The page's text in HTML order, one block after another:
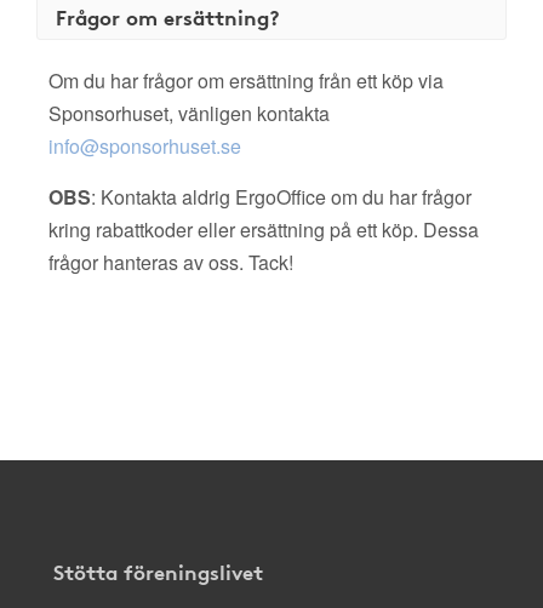
Frågor om ersättning?
Om du har frågor om ersättning från ett köp via
Sponsorhuset, vänligen kontakta
info@sponsorhuset.se
OBS: Kontakta aldrig ErgoOffice om du har frågor
kring rabattkoder eller ersättning på ett köp. Dessa
frågor hanteras av oss. Tack!
Stötta föreningslivet